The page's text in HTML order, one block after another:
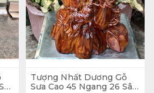
Tượng Nhất Dương Gỗ
Sưa Cao 45 Ngang 26 Sâu